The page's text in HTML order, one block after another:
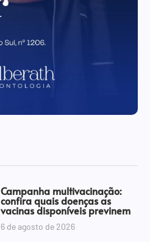
Campanha multivacinação:
confira quais doenças as
vacinas disponíveis previnem
6 de agosto de 2026